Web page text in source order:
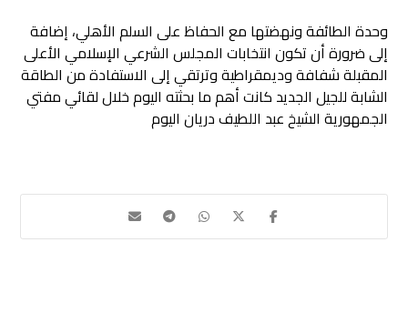
وحدة الطائفة ونهضتها مع الحفاظ على السلم الأهلي، إضافة
إلى ضرورة أن تكون انتخابات المجلس الشرعي الإسلامي الأعلى
المقبلة شفافة وديمقراطية وترتقي إلى الاستفادة من الطاقة
الشابة للجيل الجديد كانت أهم ما بحثته اليوم خلال لقائي مفتي
الجمهورية الشيخ عبد اللطيف دريان اليوم